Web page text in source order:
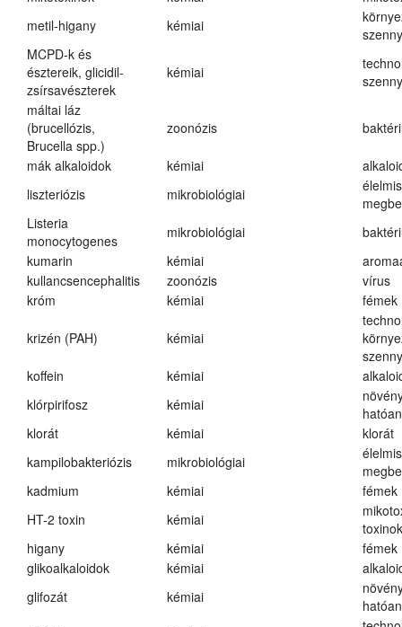
metil-higany
kémiai
MCPD-k és
észtereik, glicidil-
zsírsavészterek
kémiai
máltai láz
(brucellózis,
Brucella spp.)
zoonózis
mák alkaloidok kémiai
liszteriózis
mikrobiológiai
Listeria
monocytogenes
mikrobiológiai
kumarin
kémiai
kullancsencephalitis
zoonózis
vírus
króm
kémiai fémek
krizén (PAH) kémiai
koffein
kémiai
klórpirifosz
kémiai
klorát
kémiai
klorát
kampilobakteriózis
mikrobiológiai
kadmium
kémiai
fémek
HT-2 toxin
kémiai
toxinok
higany
kémiai
fémek
glikoalkaloidok
kémiai
glifozát
kémiai